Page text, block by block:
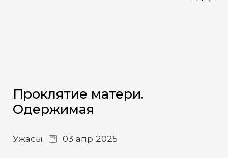
Проклятие матери.
Одержимая
Ужасы 03 апр 2025